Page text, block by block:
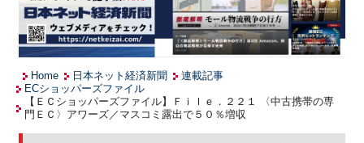
Home 日本ネット経済新聞
連載記事
ECショッパーズファイル
【ＥＣショッパーズファイル】Ｆｉｌｅ．２２１ 〈中古携帯の専
門ＥＣ〉アワーズ／マスコミ露出で５０％増収